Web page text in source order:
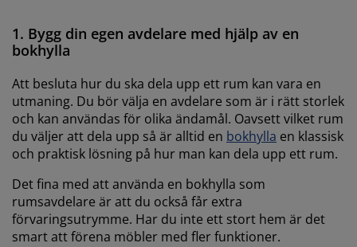
1. Bygg din egen avdelare med hjälp av en
bokhylla
Att besluta hur du ska dela upp ett rum kan vara en
utmaning. Du bör välja en avdelare som är i rätt storlek
och kan användas för olika ändamål. Oavsett vilket rum
du väljer att dela upp så är alltid en bokhylla en klassisk
och praktisk lösning på hur man kan dela upp ett rum.
Det fina med att använda en bokhylla som
rumsavdelare är att du också får extra
förvaringsutrymme. Har du inte ett stort hem är det
smart att förena möbler med fler funktioner.